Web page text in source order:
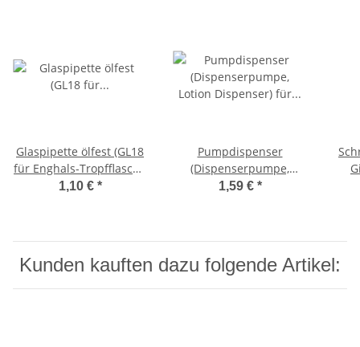
Glaspipette ölfest (GL18
für Enghals-Tropfflasche
10ml+15ml)
1,10 € *
Pumpdispenser
(Dispenserpumpe,
Lotion Dispenser) für
1,59 € *
Kunden kauften dazu folgende Artikel: